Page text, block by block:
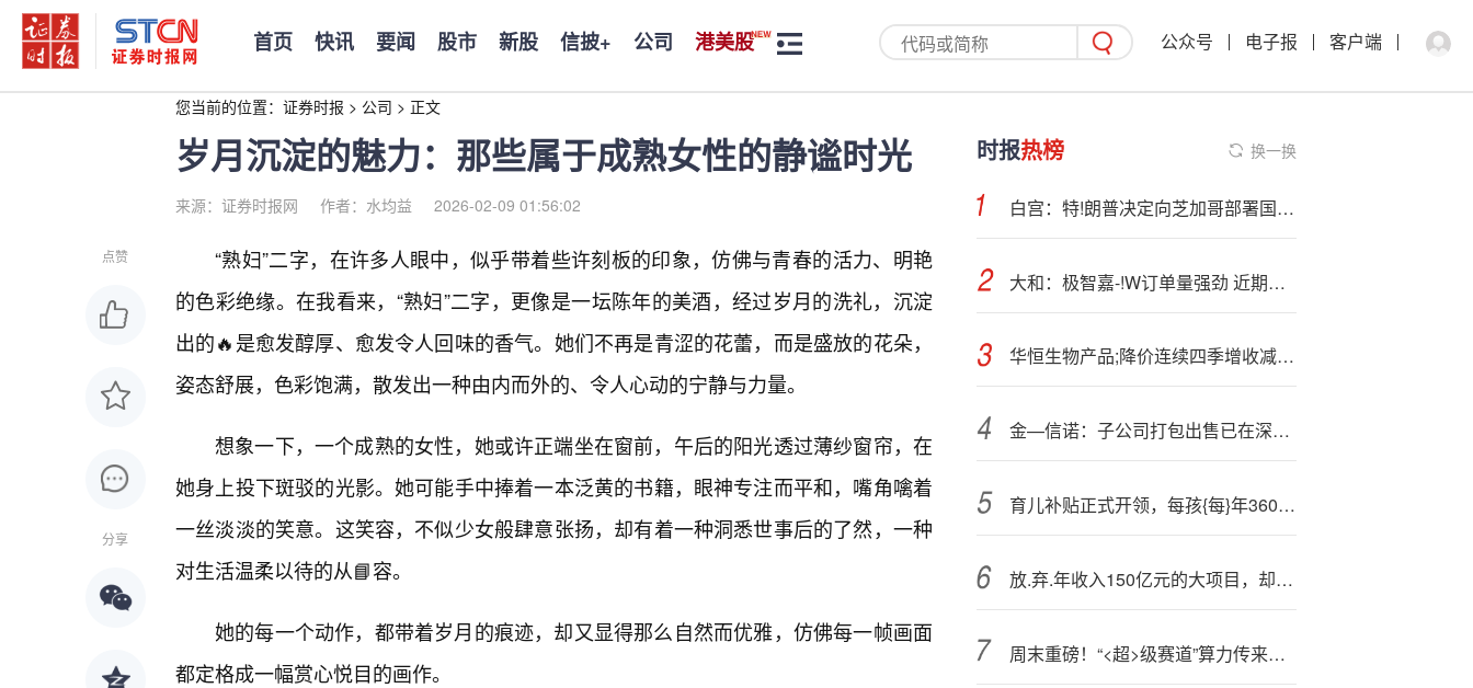
首页 快讯 要闻 股市 新股 信披+ 公司 港美股 公众号 电子报 客户端
您当前的位置： 证券时报 > 公司 > 正文
岁月沉淀的魅力：那些属于成熟女性的静谧时光
来源：证券时报网 作者：水均益 2026-02-09 01:56:02
点赞
分享
“熟妇”二字，在许多人眼中，似乎带着些许刻板的印象，仿佛与青春的活力、明艳
的色彩绝缘。在我看来，“熟妇”二字，更像是一坛陈年的美酒，经过岁月的洗礼，沉淀
出的🔥是愈发醇厚、愈发令人回味的香气。她们不再是青涩的花蕾，而是盛放的花朵，
姿态舒展，色彩饱满，散发出一种由内而外的、令人心动的宁静与力量。
想象一下，一个成熟的女性，她或许正端坐在窗前，午后的阳光透过薄纱窗帘，在
她身上投下斑驳的光影。她可能手中捧着一本泛黄的书籍，眼神专注而平和，嘴角噙着
一丝淡淡的笑意。这笑容，不似少女般肆意张扬，却有着一种洞悉世事后的了然，一种
对生活温柔以待的从📘容。
她的每一个动作，都带着岁月的痕迹，却又显得那么自然而优雅，仿佛每一帧画面
都定格成一幅赏心悦目的画作。
时报热榜 换一换
白宫：特!朗普决定向芝加哥部署国民警卫队
大和：极智嘉-!W订单量强劲 近期股价回调提供入市时机
华恒生物产品;降价连续四季增收减利 A股募13.25亿股价跌83%拟赴港上市
金—信诺：子公司打包出售已在深圳联合产权交易所进行挂牌
育儿补贴正式开领，每孩{每}年3600元
放.弃.年收入150亿元的大项目，却豪掷138亿理财炒股！公司总市值才124亿，投资者质问：为何不回购？
周末重磅！“<超>级赛道”算力传来大消息;！